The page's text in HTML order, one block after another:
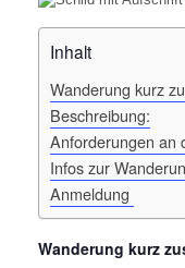
Inhalt
Wanderung kurz
Beschreibung:
Anforderungen an
Infos zur
Anmeldung
Wanderung kurz